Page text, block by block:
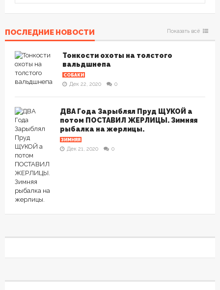
ПОСЛЕДНИЕ НОВОСТИ Показать всё
Тонкости охоты на толстого
вальдшнепа
СОБАКИ
Дек 22, 2020 0
ДВА Года Зарыблял Пруд ЩУКОЙ а
потом ПОСТАВИЛ ЖЕРЛИЦЫ. Зимняя
рыбалка на жерлицы.
ЗИМНЯЯ
Дек 21, 2020 0